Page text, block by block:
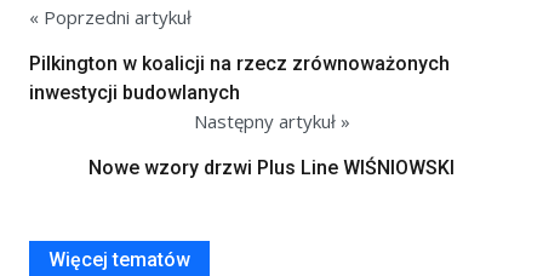
« Poprzedni artykuł
Pilkington w koalicji na rzecz zrównoważonych
inwestycji budowlanych
Następny artykuł »
Nowe wzory drzwi Plus Line WIŚNIOWSKI
Więcej tematów